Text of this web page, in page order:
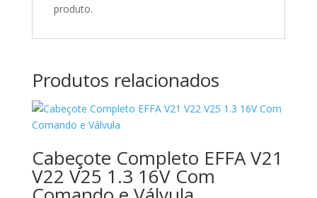
produto.
Produtos relacionados
Cabeçote Completo EFFA V21
V22 V25 1.3 16V Com